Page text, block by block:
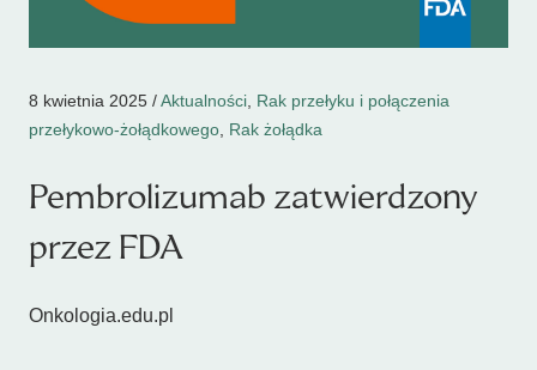
8 kwietnia 2025 /Aktualności Rak przełyku i połączenia
przełykowo-żołądkowego Rak żołądka
Pembrolizumab zatwierdzony
przez FDA
Onkologia.edu.pl